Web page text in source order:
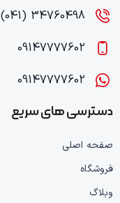
34760498 (041)
09147777602
09147777602
دسترسی های سریع
صفحه اصلی
فروشگاه
وبلاگ